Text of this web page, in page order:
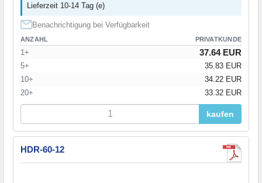
Lieferzeit 10-14 Tag (e)
Benachrichtigung bei Verfügbarkeit
ANZAHL PRIVATKUNDE
1+ 37.64 EUR
5+
35.83 EUR
10+
34.22 EUR
20+
33.32 EUR
kaufen
HDR-60-12